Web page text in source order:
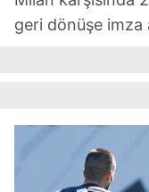
geri dönüşe imza